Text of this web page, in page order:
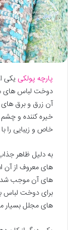
پارچه پولکی یکی
دوخت لباس های
آن زرق و برق
خیره کننده و
خاص و زیبایی را
به دلیل ظاهر
های معروف از آن
های آن موجب شده
برای دوخت لباس
های مجلل بسیار